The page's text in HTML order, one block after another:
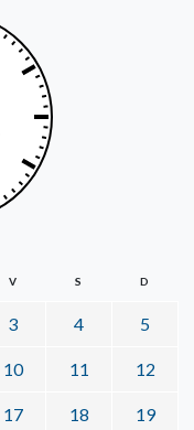
V S D
3 4 5
10 11 12
17 18 19